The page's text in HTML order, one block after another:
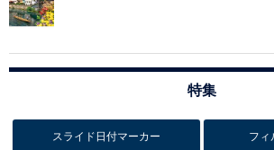
特集
スライド日付マーカー フィ